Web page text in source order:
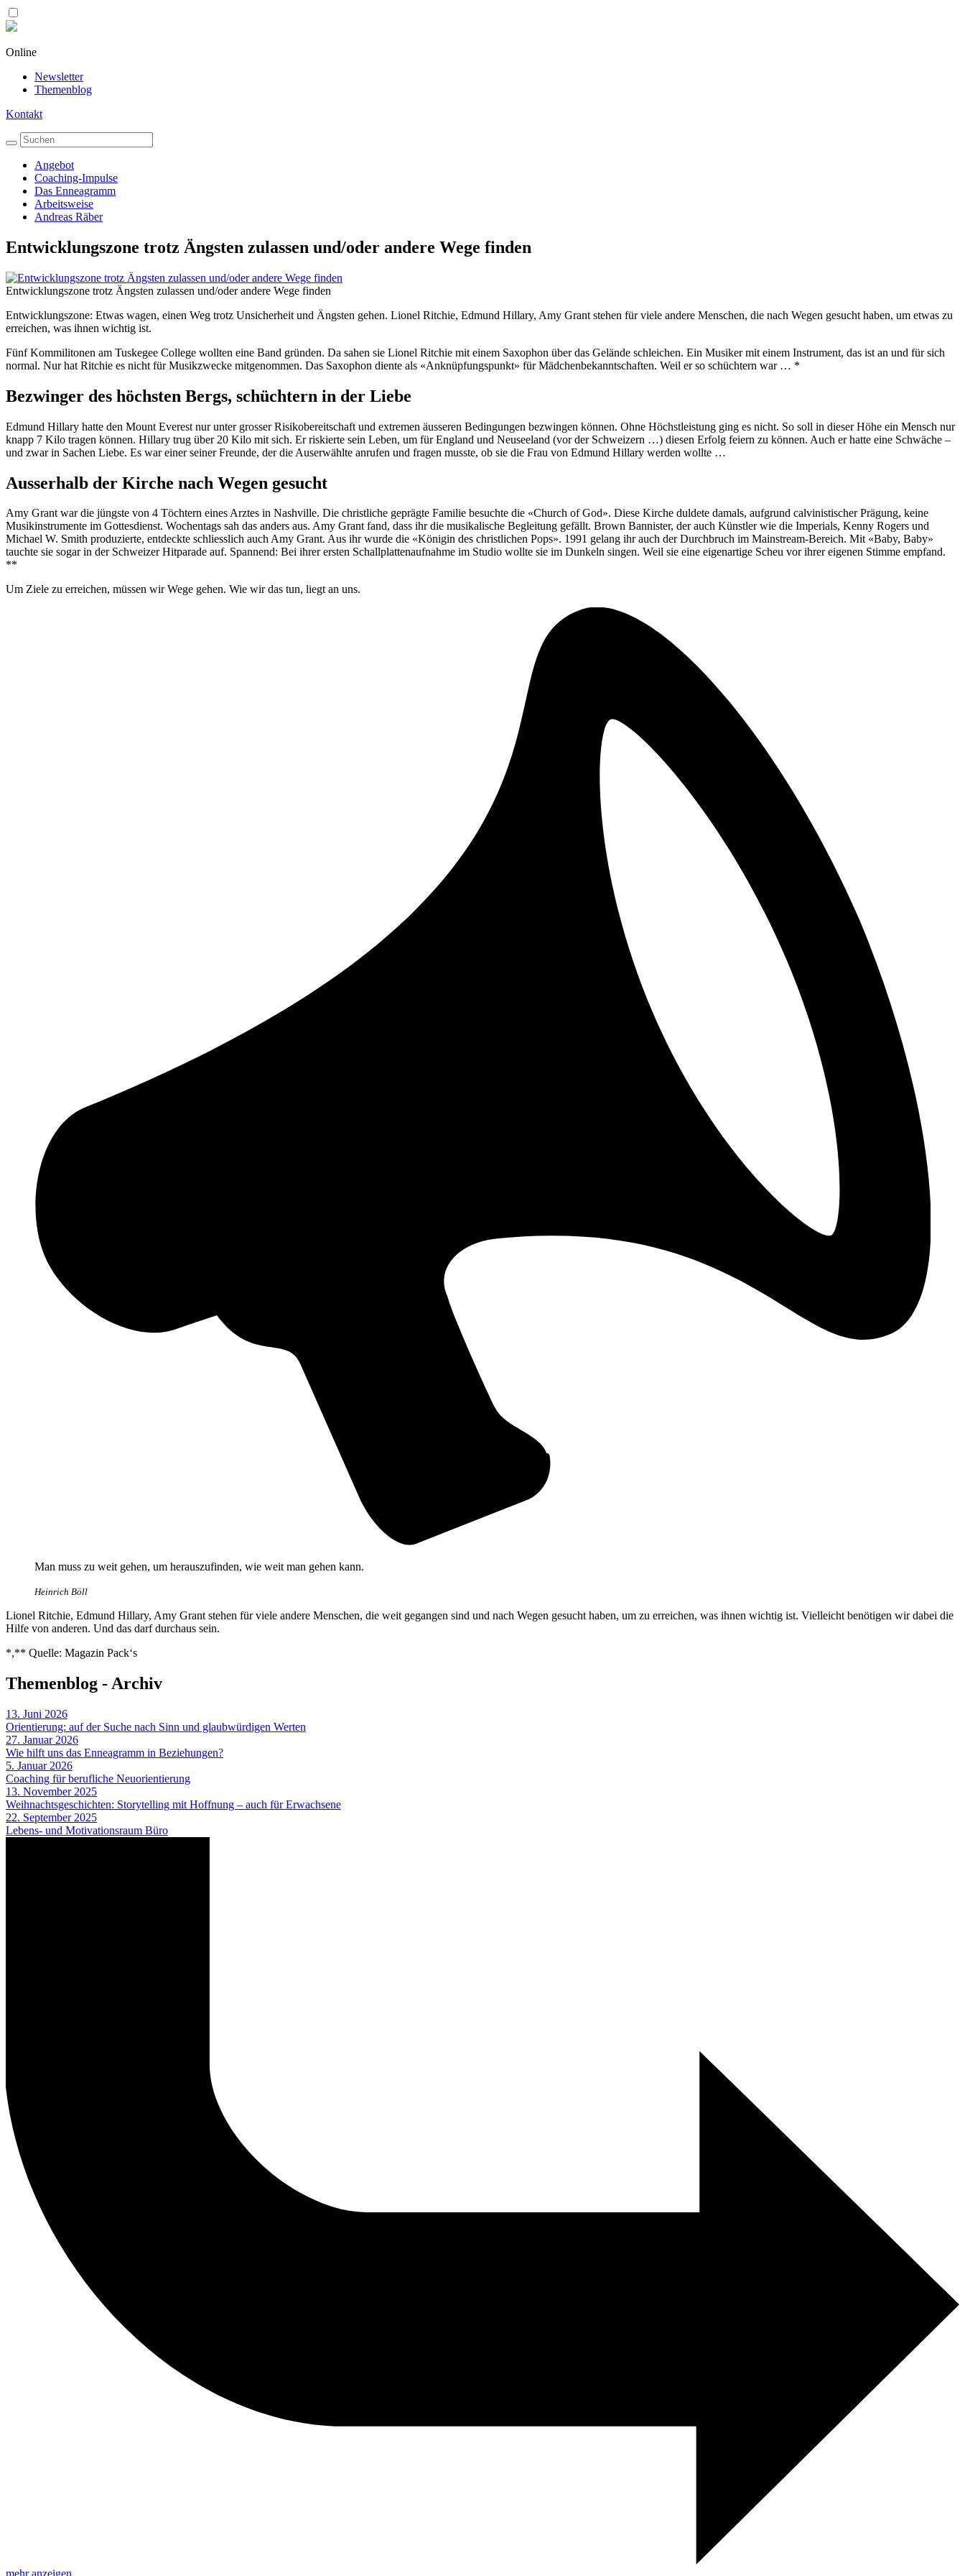
Online
Newsletter
Themenblog
Kontakt
Angebot
Coaching-Impulse
Das Enneagramm
Arbeitsweise
Andreas Räber
Entwicklungszone trotz Ängsten zulassen und/oder andere Wege finden
Entwicklungszone trotz Ängsten zulassen und/oder andere Wege finden
Entwicklungszone: Etwas wagen, einen Weg trotz Unsicherheit und Ängsten gehen. Lionel Ritchie, Edmund Hillary, Amy Grant stehen für viele andere Menschen, die nach Wegen gesucht haben, um etwas zu
erreichen, was ihnen wichtig ist.
Fünf Kommilitonen am Tuskegee College wollten eine Band gründen. Da sahen sie Lionel Ritchie mit einem Saxophon über das Gelände schleichen. Ein Musiker mit einem Instrument, das ist an und für sich
normal. Nur hat Ritchie es nicht für Musikzwecke mitgenommen. Das Saxophon diente als «Anknüpfungspunkt» für Mädchenbekanntschaften. Weil er so schüchtern war … *
Bezwinger des höchsten Bergs, schüchtern in der Liebe
Edmund Hillary hatte den Mount Everest nur unter grosser Risikobereitschaft und extremen äusseren Bedingungen bezwingen können. Ohne Höchstleistung ging es nicht. So soll in dieser Höhe ein Mensch nur
knapp 7 Kilo tragen können. Hillary trug über 20 Kilo mit sich. Er riskierte sein Leben, um für England und Neuseeland (vor der Schweizern …) diesen Erfolg feiern zu können. Auch er hatte eine Schwäche –
und zwar in Sachen Liebe. Es war einer seiner Freunde, der die Auserwählte anrufen und fragen musste, ob sie die Frau von Edmund Hillary werden wollte …
Ausserhalb der Kirche nach Wegen gesucht
Amy Grant war die jüngste von 4 Töchtern eines Arztes in Nashville. Die christliche geprägte Familie besuchte die «Church of God». Diese Kirche duldete damals, aufgrund calvinistischer Prägung, keine
Musikinstrumente im Gottesdienst. Wochentags sah das anders aus. Amy Grant fand, dass ihr die musikalische Begleitung gefällt. Brown Bannister, der auch Künstler wie die Imperials, Kenny Rogers und
Michael W. Smith produzierte, entdeckte schliesslich auch Amy Grant. Aus ihr wurde die «Königin des christlichen Pops». 1991 gelang ihr auch der Durchbruch im Mainstream-Bereich. Mit «Baby, Baby»
tauchte sie sogar in der Schweizer Hitparade auf. Spannend: Bei ihrer ersten Schallplattenaufnahme im Studio wollte sie im Dunkeln singen. Weil sie eine eigenartige Scheu vor ihrer eigenen Stimme empfand.
**
Um Ziele zu erreichen, müssen wir Wege gehen. Wie wir das tun, liegt an uns.
Man muss zu weit gehen, um herauszufinden, wie weit man gehen kann.
Heinrich Böll
Lionel Ritchie, Edmund Hillary, Amy Grant stehen für viele andere Menschen, die weit gegangen sind und nach Wegen gesucht haben, um zu erreichen, was ihnen wichtig ist. Vielleicht benötigen wir dabei die
Hilfe von anderen. Und das darf durchaus sein.
*,** Quelle: Magazin Pack‘s
Themenblog - Archiv
13. Juni 2026
Orientierung: auf der Suche nach Sinn und glaubwürdigen Werten
27. Januar 2026
Wie hilft uns das Enneagramm in Beziehungen?
5. Januar 2026
Coaching für berufliche Neuorientierung
13. November 2025
Weihnachtsgeschichten: Storytelling mit Hoffnung – auch für Erwachsene
22. September 2025
Lebens- und Motivationsraum Büro